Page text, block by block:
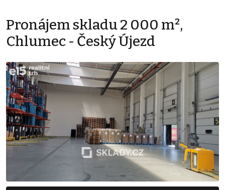
Pronájem skladu 2 000 m²,
Chlumec - Český Újezd